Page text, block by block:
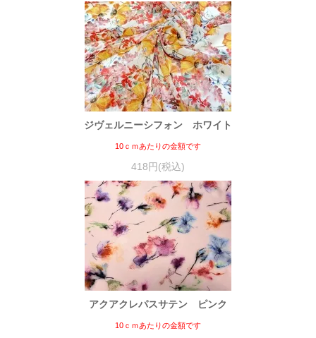
ジヴェルニーシフォン ホワイト
10ｃｍあたりの金額です
418円(税込)
アクアクレパスサテン ピンク
10ｃｍあたりの金額です